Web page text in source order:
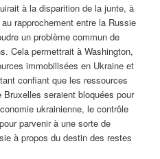
à la disparition de la junte, à
rapprochement entre la Russie
un problème commun de
Cela permettrait à Washington,
immobilisées en Ukraine et
confiant que les ressources
seraient bloquées pour
ukrainienne, le contrôle
parvenir à une sorte de
à propos du destin des restes